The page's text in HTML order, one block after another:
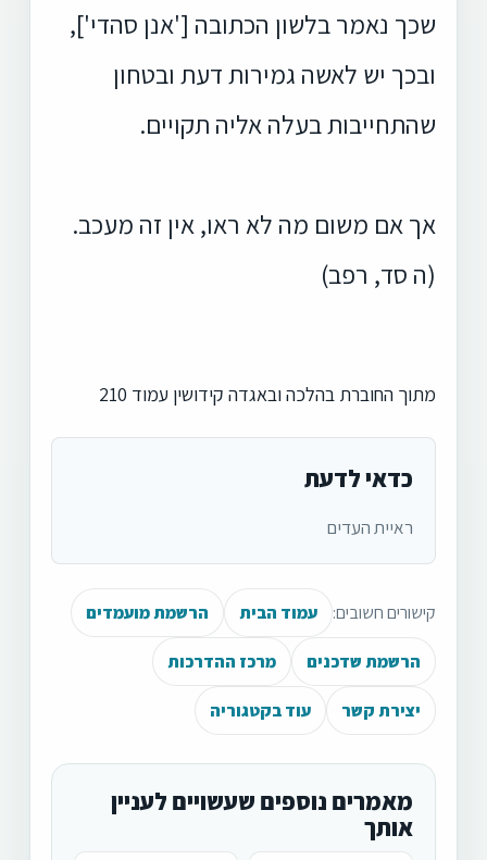
שכך נאמר בלשון הכתובה ['אנן סהדי'],
ובכך יש לאשה גמירות דעת ובטחון
שהתחייבות בעלה אליה תקויים.
אך אם משום מה לא ראו, אין זה מעכב.
(ה סד, רפב)
מתוך החוברת בהלכה ובאגדה קידושין עמוד 210
כדאי לדעת
ראיית העדים
קישורים חשובים: עמוד הבית הרשמת מועמדים
הרשמת שדכנים מרכז ההדרכות
יצירת קשר עוד בקטגוריה
מאמרים נוספים שעשויים לעניין
אותך